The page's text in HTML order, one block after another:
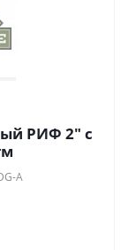
РИФ 2" с
A